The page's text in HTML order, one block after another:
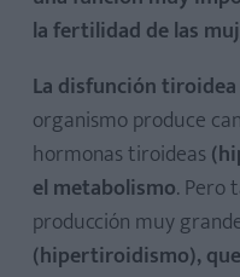
la fertilidad de las
La disfunción tiroidea
organismo produce
hormonas tiroideas
el metabolismo. Pero
producción muy
(hipertiroidismo),